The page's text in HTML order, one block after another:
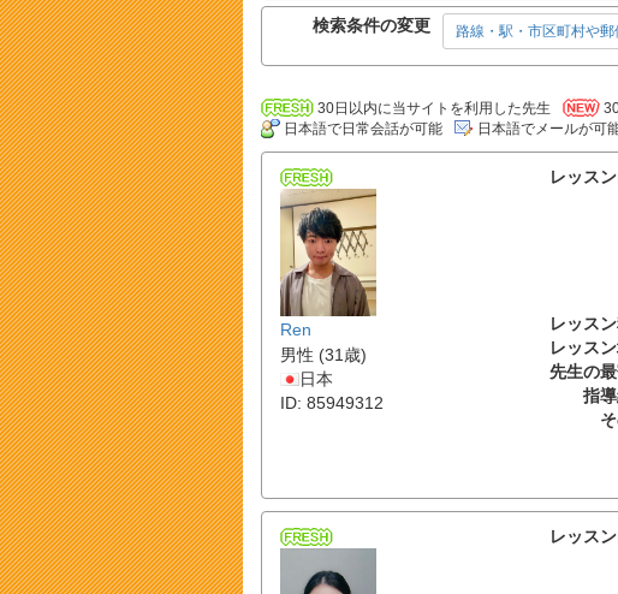
検索条件の変更 路線・駅・市区町村や郵
30日以内に当サイトを利用した先生
日本語で日常会話が可能
日本語でメールが可
Ren
男性 (31歳)
日本
ID: 85949312
レッス
レッス
レッス
先生の
指
レッス